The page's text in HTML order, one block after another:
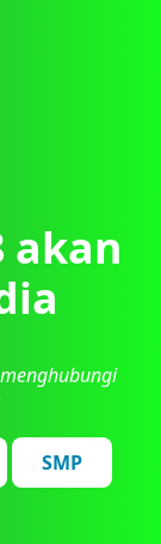
akan
SMP